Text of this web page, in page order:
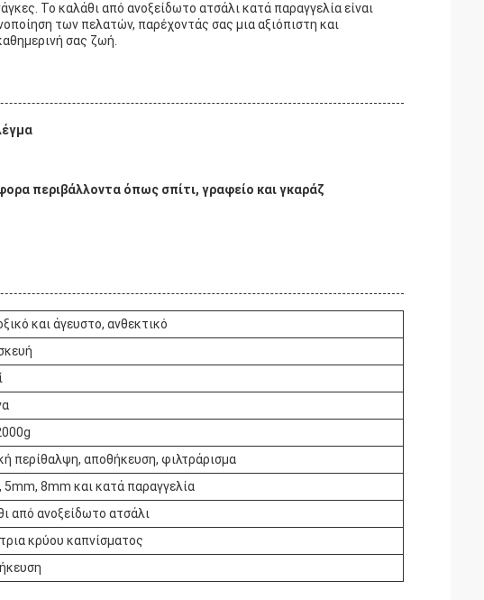
Το καλάθι από ανοξείδωτο ατσάλι κατά παραγγελία είναι
των πελατών, παρέχοντάς σας μια αξιόπιστη και
σας ζωή.
περιβάλλοντα όπως σπίτι, γραφείο και γκαράζ
και άγευστο, ανθεκτικό
περίθαλψη, αποθήκευση, φιλτράρισμα
5mm, 8mm και κατά παραγγελία
από ανοξείδωτο ατσάλι
κρύου καπνίσματος